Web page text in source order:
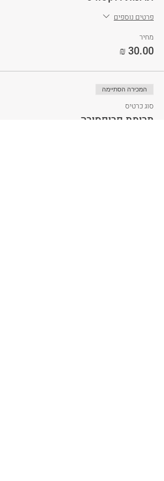
פרטים נוספים
מחיר
המכירה הסתיימה
סוג כרטיס
תרומת פרופסורה